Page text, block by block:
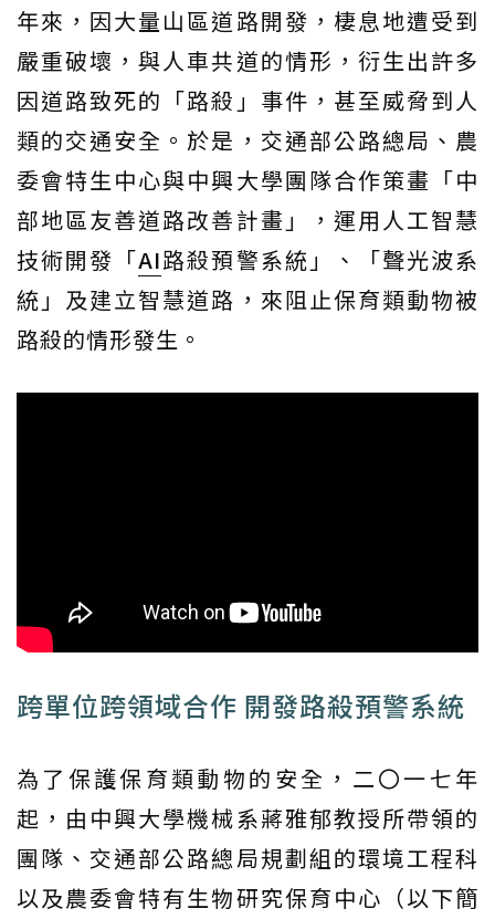
年來，因大量山區道路開發，棲息地遭受到
嚴重破壞，與人車共道的情形，衍生出許多
因道路致死的「路殺」事件，甚至威脅到人
類的交通安全。於是，交通部公路總局、農
委會特生中心與中興大學團隊合作策畫「中
部地區友善道路改善計畫」，運用人工智慧
技術開發「AI路殺預警系統」、「聲光波系
統」及建立智慧道路，來阻止保育類動物被
路殺的情形發生。
跨單位跨領域合作 開發路殺預警系統
為了保護保育類動物的安全，二〇一七年
起，由中興大學機械系蔣雅郁教授所帶領的
團隊、交通部公路總局規劃組的環境工程科
以及農委會特有生物研究保育中心（以下簡